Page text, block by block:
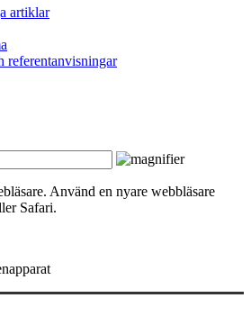
artiklar
referentanvisningar
Använd en nyare webbläsare
Safari.